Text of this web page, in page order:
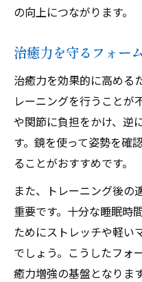
の向上につながります。
治癒力を守るフォー
治癒力を効果的に高める
レーニングを行うことが
や関節に負担をかけ、逆
す。鏡を使って姿勢を確
ることがおすすめです。
また、トレーニング後の
重要です。十分な睡眠時
ためにストレッチや軽い
でしょう。こうしたフォ
癒力増強の基盤となります